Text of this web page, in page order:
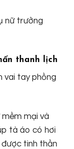
nữ trưởng
thanh lịch
vai tay phồng
mại và
tà áo có hơi
được tinh thần